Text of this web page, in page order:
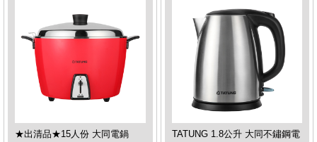
★出清品★15人份 大同電鍋
TATUNG 1.8公升 大同不鏽鋼電